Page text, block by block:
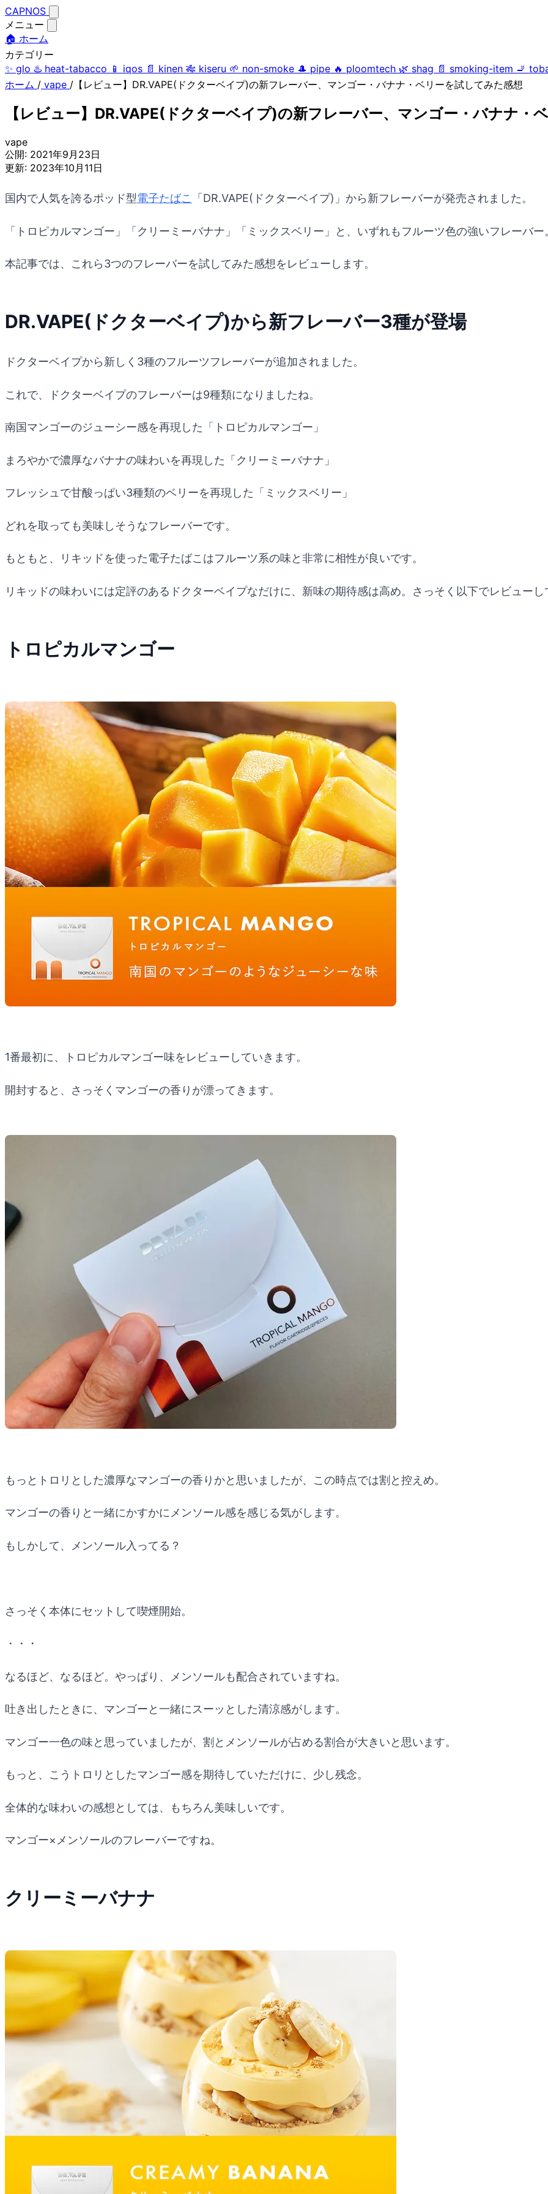
CAPNOS
メニュー
🏠 ホーム
カテゴリー
✨ glo ♨️ heat-tabacco 📱 iqos 📄 kinen 🎋 kiseru 🌱 non-smoke 🎩 pipe 🔥 ploomtech 🌿 shag 📄 smoking-item 🚬
ホーム / vape / 【レビュー】DR.VAPE(ドクターベイプ)の新フレーバー、マンゴー・バナナ・ベリーを試してみた感想
【レビュー】DR.VAPE(ドクターベイプ)の新フレーバー、マンゴー・バナナ・
vape
公開: 2021年9月23日
更新: 2023年10月11日
国内で人気を誇るポッド型電子たばこ 「DR.VAPE(ドクターベイプ)」から新フレーバーが発売されました。
「トロピカルマンゴー」「クリーミーバナナ」「ミックスベリー」と、いずれもフルーツ色の強いフレーバー
本記事では、これら3つのフレーバーを試してみた感想をレビューします。
DR.VAPE(ドクターベイプ)から新フレーバー3種が登場
ドクターベイプから新しく3種のフルーツフレーバーが追加されました。
これで、ドクターベイプのフレーバーは9種類になりましたね。
南国マンゴーのジューシー感を再現した「トロピカルマンゴー」
まろやかで濃厚なバナナの味わいを再現した「クリーミーバナナ」
フレッシュで甘酸っぱい3種類のベリーを再現した「ミックスベリー」
どれを取っても美味しそうなフレーバーです。
もともと、リキッドを使った電子たばこはフルーツ系の味と非常に相性が良いです。
リキッドの味わいには定評のあるドクターベイプなだけに、新味の期待感は高め。さっそく以下でレビューし
トロピカルマンゴー
1番最初に、トロピカルマンゴー味をレビューしていきます。
開封すると、さっそくマンゴーの香りが漂ってきます。
もっとトロリとした濃厚なマンゴーの香りかと思いましたが、この時点では割と控えめ。
マンゴーの香りと一緒にかすかにメンソール感を感じる気がします。
もしかして、メンソール入ってる？
さっそく本体にセットして喫煙開始。
・・・
なるほど、なるほど。やっぱり、メンソールも配合されていますね。
吐き出したときに、マンゴーと一緒にスーッとした清涼感がします。
マンゴー一色の味と思っていましたが、割とメンソールが占める割合が大きいと思います。
もっと、こうトロリとしたマンゴー感を期待していただけに、少し残念。
全体的な味わいの感想としては、もちろん美味しいです。
マンゴー×メンソールのフレーバーですね。
クリーミーバナナ